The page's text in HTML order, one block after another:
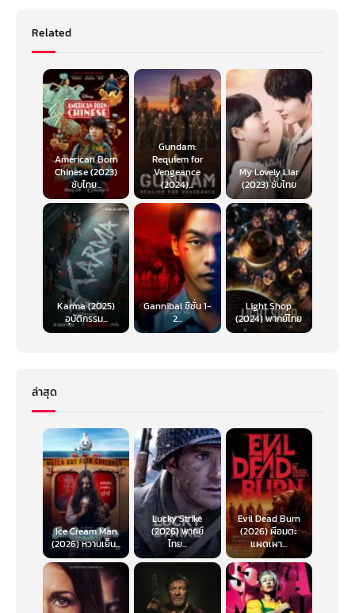
Related
American Born
Chinese (2023)
ซับไทย...
Gundam:
Requiem for
Vengeance
(2024)...
My Lovely Liar
(2023) ซับไทย
Karma (2025)
อุบัติกรรม...
Gannibal ซีซั่น 1-
2...
Light Shop
(2024) พากย์ไทย
ล่าสุด
Ice Cream Man
(2026) หวานเย็น...
Lucky Strike
(2026) พากย์
ไทย...
Evil Dead Burn
(2026) ผีอมตะ
แผดเผา...